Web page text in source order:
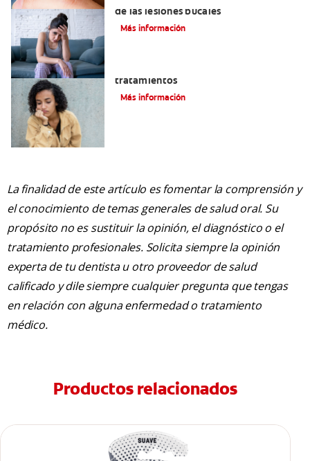
de las lesiones bucales
Más información
tratamientos
Más información
La finalidad de este artículo es fomentar la comprensión y
el conocimiento de temas generales de salud oral. Su
propósito no es sustituir la opinión, el diagnóstico o el
tratamiento profesionales. Solicita siempre la opinión
experta de tu dentista u otro proveedor de salud
calificado y dile siempre cualquier pregunta que tengas
en relación con alguna enfermedad o tratamiento
médico.
Productos relacionados